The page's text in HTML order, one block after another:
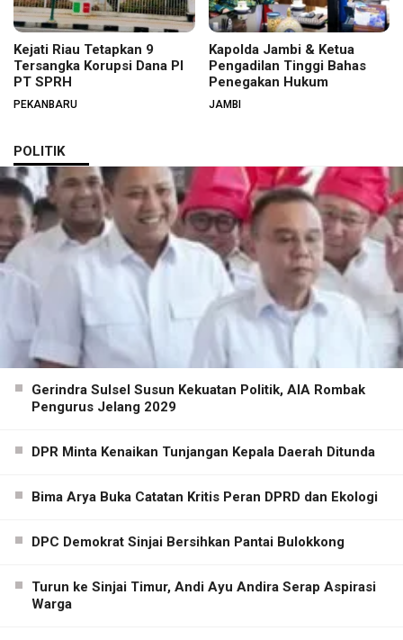
Kejati Riau Tetapkan 9
Tersangka Korupsi Dana PI
PT SPRH
PEKANBARU
Kapolda Jambi & Ketua
Pengadilan Tinggi Bahas
Penegakan Hukum
JAMBI
POLITIK
Gerindra Sulsel Susun Kekuatan Politik, AIA Rombak
Pengurus Jelang 2029
DPR Minta Kenaikan Tunjangan Kepala Daerah Ditunda
Bima Arya Buka Catatan Kritis Peran DPRD dan Ekologi
DPC Demokrat Sinjai Bersihkan Pantai Bulokkong
Turun ke Sinjai Timur, Andi Ayu Andira Serap Aspirasi
Warga